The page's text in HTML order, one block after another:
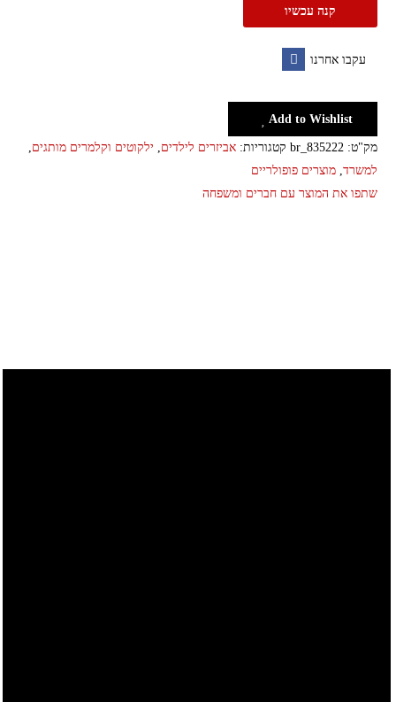
קנה עכשיו
עקבו אחרנו
Add to Wishlist
מק"ט: br_835222 קטגוריות: אביזרים לילדים ילקוטים וקלמרים מותגים
למשרד מוצרים פופולריים
שתפו את המוצר עם חברים ומשפחה